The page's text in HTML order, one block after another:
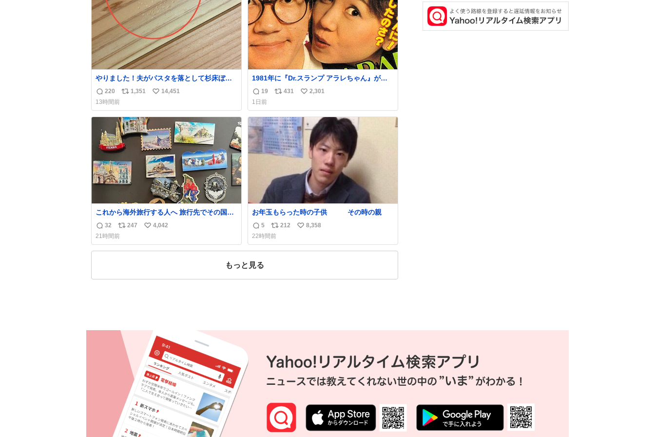
数 数
やりました！夫がパスタを落として杉床ぼこ
ぼこしました！よかったーーー！ファースト
ぼこぼこ自分じゃなくて！これで第二波いつ
でもいけます！！！✌️いやーほっとした！ 杉
床を採用しようとしている方々へ忠告です。
杉床は乾燥パスタに負けます。豆腐くらいや
わやわです。
返
信
数
220
リ
ス
ト
数
1,351
い
ね
数
14,451
13時間前
1981年に『Dr.スランプ アラレちゃん』が放
映開始された直後の鳥山明さんと、小山茉美
さんです。
返
信
数
19
リ
ス
ト
数
431
い
ね
数
2,301
1日前
これから海外旅行する人へ 旅行先でその国や
都市を象徴する マグネットを買って欲しい。
僕は交換留学してた1年間で20カ国回ったけ
ど、旅行先で必ずマグネットを買い、今は家
の冷蔵庫に貼ってる。 交換留学が終わって1
返
信
数
32
リ
ポ
ス
247
い
ね
4,042
21時間前
お年玉もらった時の子供 その時の親
返
信
数
5
リ
ポ
ス
212
い
ね
8,358
22時間前
もっと見る